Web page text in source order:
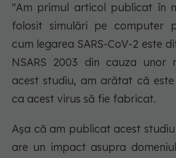
"Am primul articol publicat în
folosit simulări pe computer
cum legarea SARS-CoV-2 este
NSARS 2003 din cauza unor
acest studiu, am arătat că
ca acest virus să fie fabricat.
Așa că am publicat acest
are un impact asupra